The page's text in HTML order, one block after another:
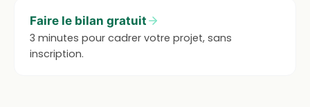
Faire le bilan gratuit
3 minutes pour cadrer votre projet, sans
inscription.